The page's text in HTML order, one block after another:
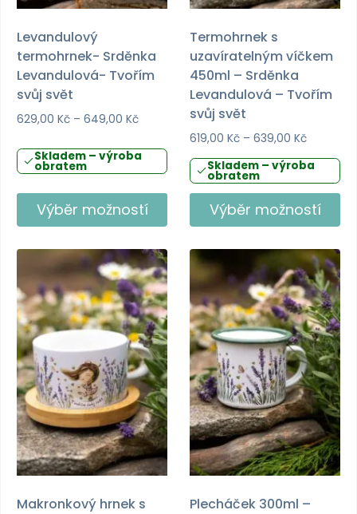
Levandulový
termohrnek- Srděnka
Levandulová- Tvořím
svůj svět
629,00 Kč – 649,00 KčRozpětí
629,00 Kč
649,00 Kč
Skladem – výroba
obratem
Výběr možností
produkt
má
více
variant.
Možnosti
lze
vybrat
na
stránce
produktu
Termohrnek s
uzavíratelným víčkem
450ml – Srděnka
Levandulová – Tvořím
svůj svět
619,00 Kč – 639,00 KčRozpětí
cen:
619,00 Kč
až
639,00
Skladem – výroba
obratem
Výběr možností
produkt
více
variant.
Možnosti
lze
vybrat
na
stránce
produktu
Makronkový hrnek s
Plecháček 300ml –